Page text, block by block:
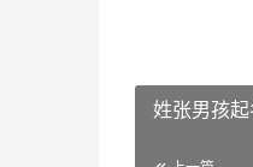
姓张男孩